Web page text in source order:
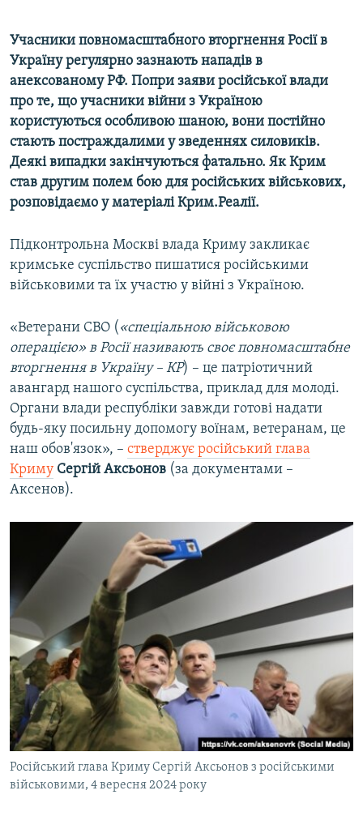
Учасники повномасштабного вторгнення Росії в
Україну регулярно зазнають нападів в
анексованому РФ. Попри заяви російської влади
про те, що учасники війни з Україною
користуються особливою шаною, вони постійно
стають постраждалими у зведеннях силовиків.
Деякі випадки закінчуються фатально. Як Крим
став другим полем бою для російських військових,
розповідаємо у матеріалі Крим.Реалії.
Підконтрольна Москві влада Криму закликає
кримське суспільство пишатися російськими
військовими та їх участю у війні з Україною.
«Ветерани СВО ( «спеціальною військовою
операцією» в Росії називають своє повномасштабне
вторгнення в Україну – КР) – це патріотичний
авангард нашого суспільства, приклад для молоді.
Органи влади республіки завжди готові надати
будь-яку посильну допомогу воїнам, ветеранам, це
наш обов'язок», – стверджує російський глава
Криму Сергій Аксьонов (за документами –
Аксенов).
Російський глава Криму Сергій Аксьонов з російськими
військовими, 4 вересня 2024 року